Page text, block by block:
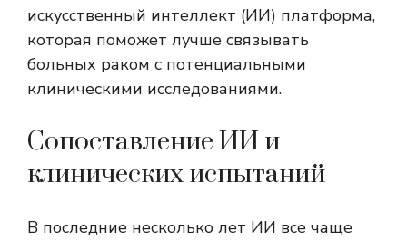
искусственный интеллект (ИИ) платформа,
которая поможет лучше связывать
больных раком с потенциальными
клиническими исследованиями.
Сопоставление ИИ и
клинических испытаний
В последние несколько лет ИИ все чаще